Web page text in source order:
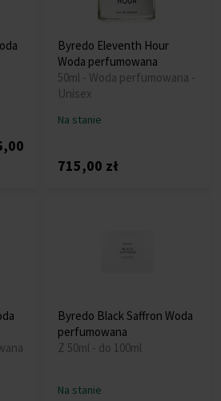
Byredo Eleventh Hour
Woda perfumowana
50ml - Woda perfumowana -
Unisex
Na stanie
715,00 zł
Byredo Black Saffron Woda
perfumowana
Z 50ml - do 100ml
Na stanie